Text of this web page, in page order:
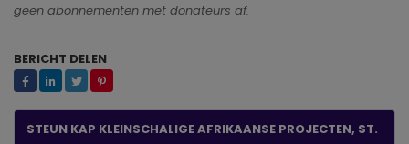
geen abonnementen met donateurs af.
BERICHT DELEN
STEUN KAP KLEINSCHALIGE AFRIKAANSE PROJECTEN, ST.